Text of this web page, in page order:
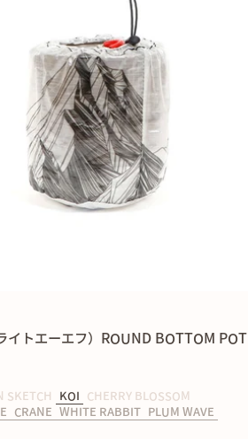
イトエーエフ）ROUND BOTTOM POT
SKETCH
KOI
CHERRY BLOSSOM
CRANE WHITE RABBIT
PLUM WAVE